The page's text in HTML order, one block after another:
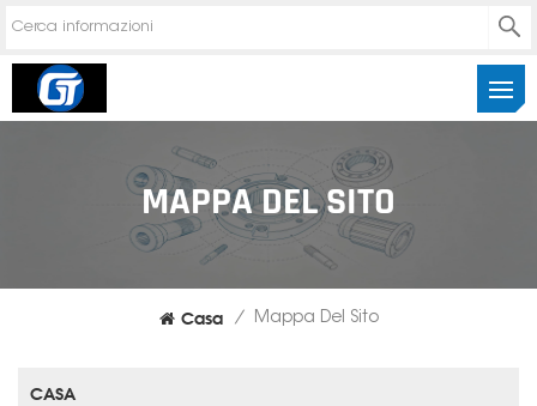
MAPPA DEL SITO
Casa / Mappa Del Sito
CASA